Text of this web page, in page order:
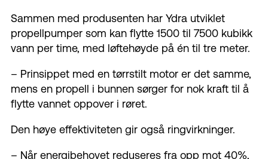
Sammen med produsenten har Ydra utviklet
propellpumper som kan flytte 1500 til 7500 kubikk
vann per time, med løftehøyde på én til tre meter.
– Prinsippet med en tørrstilt motor er det samme,
mens en propell i bunnen sørger for nok kraft til å
flytte vannet oppover i røret.
Den høye effektiviteten gir også ringvirkninger.
– Når energibehovet reduseres fra opp mot 40%,